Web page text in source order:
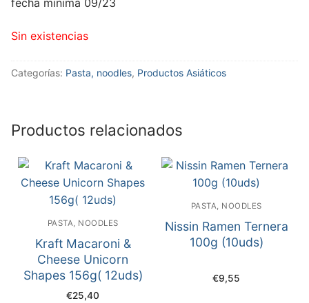
fecha minima 09/23
Sin existencias
Categorías: Pasta, noodles, Productos Asiáticos
Productos relacionados
PASTA, NOODLES
Kraft Macaroni &
Cheese Unicorn
Shapes 156g( 12uds)
€25,40
PASTA, NOODLES
Nissin Ramen Ternera
100g (10uds)
€9,55